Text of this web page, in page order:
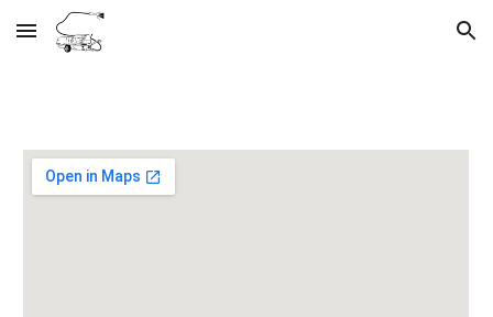
Skip to main content Skip to navigation